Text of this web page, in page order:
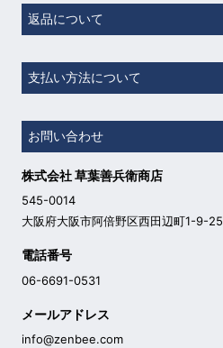
返品について
支払い方法について
お問い合わせ
株式会社 草葉善兵衛商店
545-0014
大阪府大阪市阿倍野区西田辺町1-9-25
電話番号
06-6691-0531
メールアドレス
info@zenbee.com